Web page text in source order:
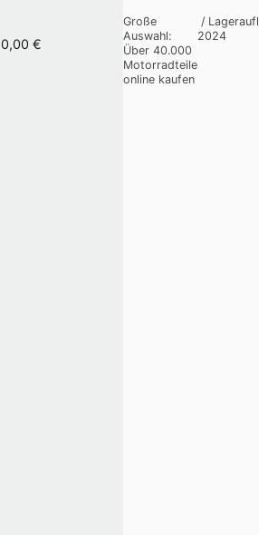
0,00 €
Große
Auswahl:
Über 40.000
Motorradteile
online kaufen
/
2024